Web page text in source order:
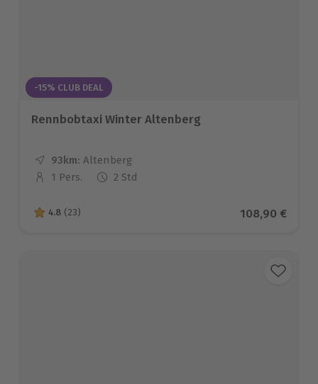
-15% CLUB DEAL
Rennbobtaxi Winter Altenberg
93km: Entfernung
Standort
Altenberg
Anzahl der Teilnehmer
1 Pers. 2 Std
4.8 von 5 Sternen basierend auf 23 Bewertungen
4.8 (23) Aktueller
108,90 €